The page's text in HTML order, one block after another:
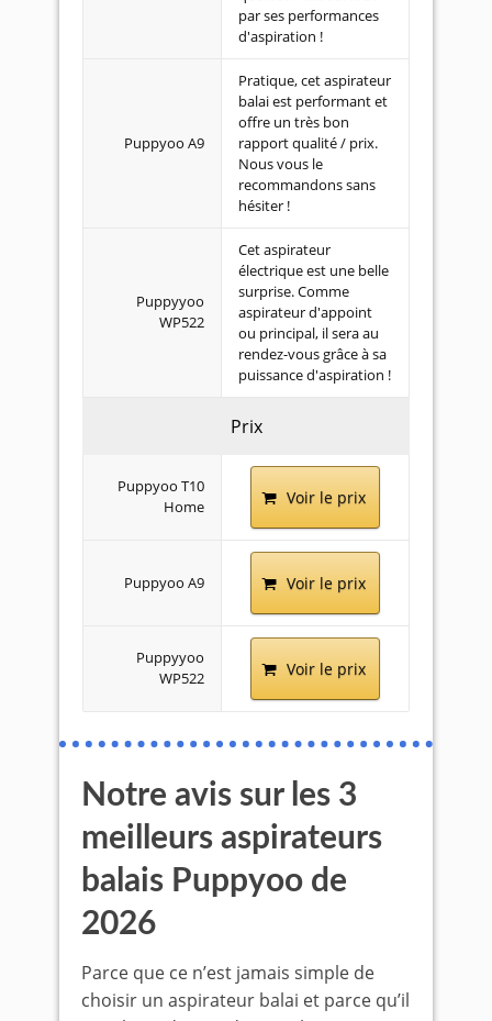
par ses performances
d'aspiration !
Puppyoo A9
Pratique, cet aspirateur
balai est performant et
offre un très bon
rapport qualité / prix.
Nous vous le
recommandons sans
hésiter !
Puppyyoo
WP522
Cet aspirateur
électrique est une belle
surprise. Comme
aspirateur d'appoint
ou principal, il sera au
rendez-vous grâce à sa
puissance d'aspiration !
Prix
Puppyoo T10
Home
Voir le prix
Puppyoo A9 Voir le prix
Puppyyoo
WP522
Voir le prix
Notre avis sur les 3
meilleurs aspirateurs
balais Puppyoo de
2026
Parce que ce n’est jamais simple de
choisir un aspirateur balai et parce qu’il